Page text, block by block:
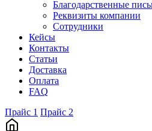
Благодарственные
Реквизиты компании
Сотрудники
Кейсы
Контакты
Статьи
Доставка
Оплата
FAQ
Прайс 1 Прайс 2